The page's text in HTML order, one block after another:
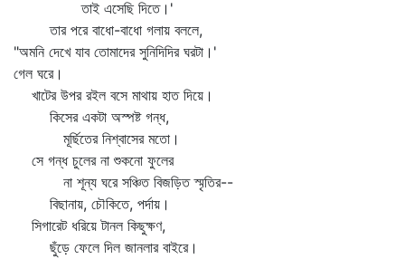
তাই এসেছি দিতে।'
তার পরে বাধো-বাধো গলায় বললে,
"অমনি দেখে যাব তোমাদের সুনিদিদির ঘরটা।'
গেল ঘরে।
খাটের উপর রইল বসে মাথায় হাত দিয়ে।
কিসের একটা অস্পষ্ট গন্ধ,
মূর্ছিতের নিশ্বাসের মতো।
সে গন্ধ চুলের না শুকনো ফুলের
না শূন্য ঘরে সঞ্চিত বিজড়িত স্মৃতির--
বিছানায়, চৌকিতে, পর্দায়।
সিগারেট ধরিয়ে টানল কিছুক্ষণ,
ছুঁড়ে ফেলে দিল জানলার বাইরে।